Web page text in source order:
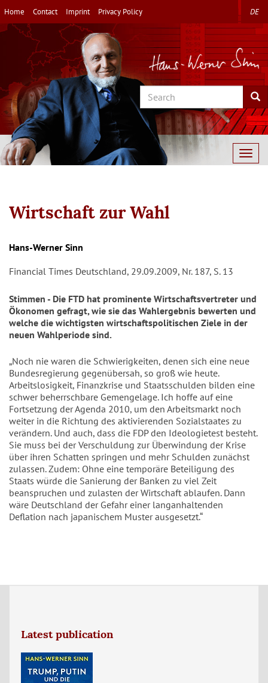
Skip
to
main
Home Contact Imprint Privacy Policy DE
Search
Wirtschaft zur Wahl
Autor/en
Hans-Werner Sinn
Financial Times Deutschland, 29.09.2009, Nr. 187, S. 13
Stimmen - Die FTD hat prominente Wirtschaftsvertreter und
Ökonomen gefragt, wie sie das Wahlergebnis bewerten und
welche die wichtigsten wirtschaftspolitischen Ziele in der
neuen Wahlperiode sind.
„Noch nie waren die Schwierigkeiten, denen sich eine neue
Bundesregierung gegenübersah, so groß wie heute.
Arbeitslosigkeit, Finanzkrise und Staatsschulden bilden eine
schwer beherrschbare Gemengelage. Ich hoffe auf eine
Fortsetzung der Agenda 2010, um den Arbeitsmarkt noch
weiter in die Richtung des aktivierenden Sozialstaates zu
verändern. Und auch, dass die FDP den Ideologietest besteht.
Sie muss bei der Verschuldung zur Überwindung der Krise
über ihren Schatten springen und mehr Schulden zunächst
zulassen. Zudem: Ohne eine temporäre Beteiligung des
Staats würde die Sanierung der Banken zu viel Zeit
beanspruchen und zulasten der Wirtschaft ablaufen. Dann
wäre Deutschland der Gefahr einer langanhaltenden
Deflation nach japanischem Muster ausgesetzt.“
Latest publication